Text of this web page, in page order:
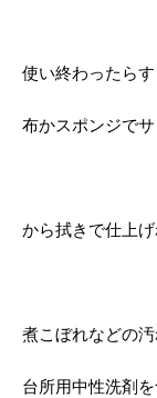
使い終わったらす
布かスポンジで
から拭きで仕上
煮こぼれなどの
台所用中性洗剤